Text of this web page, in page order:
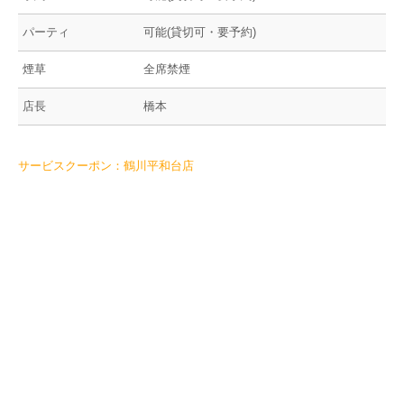
パーティ 可能(貸切可・要予約)
煙草 全席禁煙
店長 橋本
サービスクーポン：鶴川平和台店